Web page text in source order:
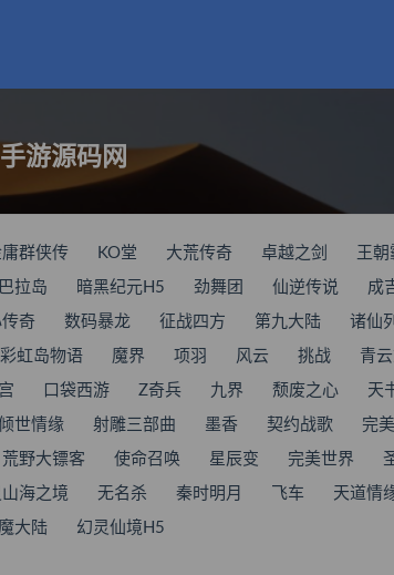
游源码网
群侠传 KO堂 大荒传奇 卓越之剑 王朝
拉岛 暗黑纪元H5 劲舞团 仙逆传说 成
奇 数码暴龙 征战四方 第九大陆 诸仙
彩虹岛物语 魔界 项羽 风云 挑战 青
口袋西游 Z奇兵 九界 颓废之心 天
世情缘 射雕三部曲 墨香 契约战歌 完
荒野大镖客 使命召唤 星辰变 完美世界
山海之境 无名杀 秦时明月 飞车 天道情
大陆 幻灵仙境H5